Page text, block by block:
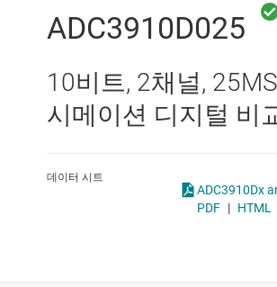
RF 및 마이크로파
데이터 컨버터
로직 및 전압 변환
모터 드라이버
ADC3910D025
10비트, 2채널,
시메이션 디지털 비
데이터 시트
PDF | HTML